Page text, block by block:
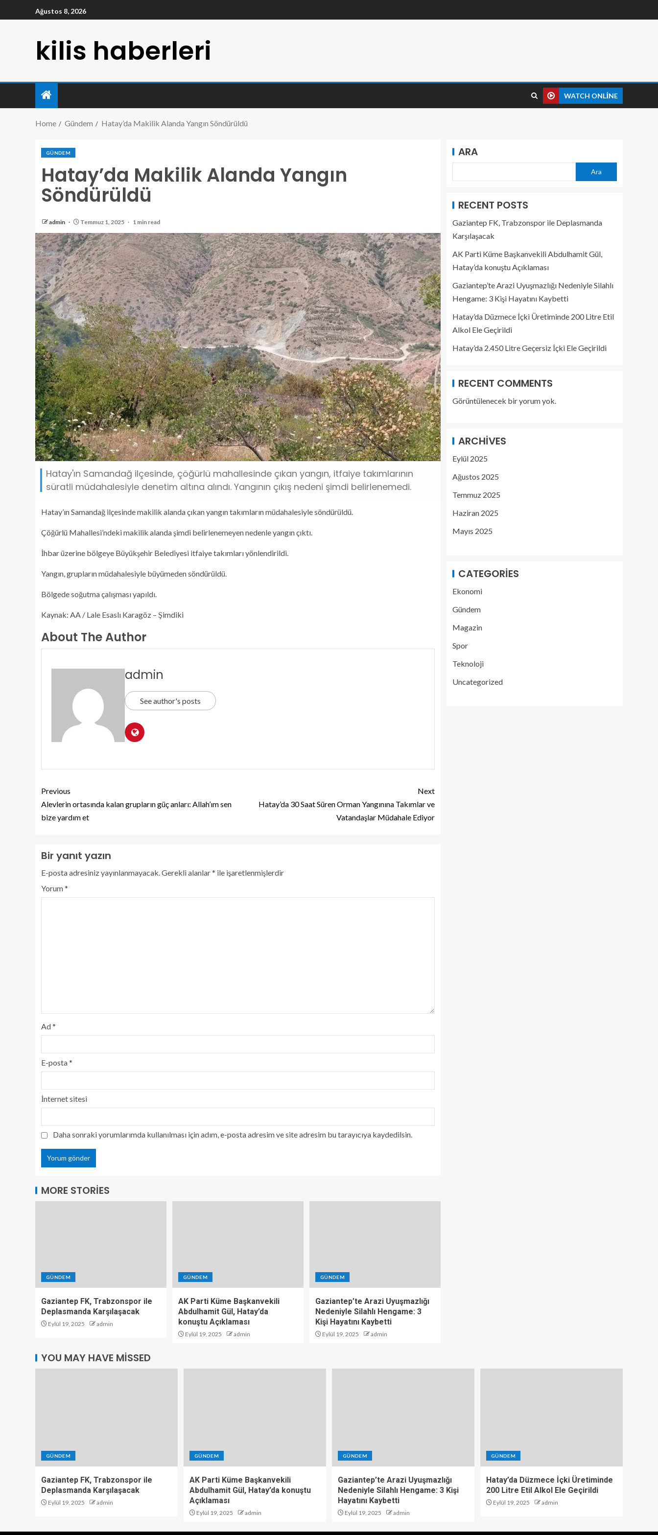
Ağustos 8, 2026
kilis haberleri
WATCH ONLINE
Home Gündem Hatay’da Makilik Alanda Yangın Söndürüldü
GÜNDEM
Hatay’da Makilik Alanda Yangın
Söndürüldü
admin Temmuz 1, 2025 1 min read
Hatay'ın Samandağ ilçesinde, çöğürlü mahallesinde çıkan yangın, itfaiye takımlarının
süratli müdahalesiyle denetim altına alındı. Yangının çıkış nedeni şimdi belirlenemedi.
Hatay’ın Samandağ ilçesinde makilik alanda çıkan yangın takımların müdahalesiyle söndürüldü.
Çöğürlü Mahallesi’ndeki makilik alanda şimdi belirlenemeyen nedenle yangın çıktı.
İhbar üzerine bölgeye Büyükşehir Belediyesi itfaiye takımları yönlendirildi.
Yangın, grupların müdahalesiyle büyümeden söndürüldü.
Bölgede soğutma çalışması yapıldı.
Kaynak: AA / Lale Esaslı Karagöz – Şimdiki
About The Author
admin
See author's posts
Previous
Alevlerin ortasında kalan grupların güç anları: Allah’ım sen
bize yardım et
Next
Hatay’da 30 Saat Süren Orman Yangınına Takımlar ve
Vatandaşlar Müdahale Ediyor
Bir yanıt yazın
E-posta adresiniz yayınlanmayacak. Gerekli alanlar* ile işaretlenmişlerdir
Yorum*
Ad*
E-posta*
İnternet sitesi
Daha sonraki yorumlarımda kullanılması için adım, e-posta adresim ve site adresim bu tarayıcıya kaydedilsin.
MORE STORIES
GÜNDEM
Gaziantep FK, Trabzonspor ile
Deplasmanda Karşılaşacak
Eylül 19, 2025 admin
GÜNDEM
AK Parti Küme Başkanvekili
Abdulhamit Gül, Hatay’da
konuştu Açıklaması
Eylül 19, 2025 admin
GÜNDEM
Gaziantep’te Arazi Uyuşmazlığı
Nedeniyle Silahlı Hengame: 3
Kişi Hayatını Kaybetti
Eylül 19, 2025 admin
ARA
Ara
RECENT POSTS
Gaziantep FK, Trabzonspor ile Deplasmanda
Karşılaşacak
AK Parti Küme Başkanvekili Abdulhamit Gül,
Hatay’da konuştu Açıklaması
Gaziantep’te Arazi Uyuşmazlığı Nedeniyle Silahlı
Hengame: 3 Kişi Hayatını Kaybetti
Hatay’da Düzmece İçki Üretiminde 200 Litre Etil
Alkol Ele Geçirildi
Hatay’da 2.450 Litre Geçersiz İçki Ele Geçirildi
RECENT COMMENTS
Görüntülenecek bir yorum yok.
ARCHIVES
Eylül 2025
Ağustos 2025
Temmuz 2025
Haziran 2025
Mayıs 2025
CATEGORIES
Ekonomi
Gündem
Magazin
Spor
Teknoloji
Uncategorized
YOU MAY HAVE MISSED
GÜNDEM
Gaziantep FK, Trabzonspor ile
Deplasmanda Karşılaşacak
Eylül 19, 2025 admin
GÜNDEM
AK Parti Küme Başkanvekili
Abdulhamit Gül, Hatay’da konuştu
Açıklaması
Eylül 19, 2025 admin
GÜNDEM
Gaziantep’te Arazi Uyuşmazlığı
Nedeniyle Silahlı Hengame: 3 Kişi
Hayatını Kaybetti
Eylül 19, 2025 admin
GÜNDEM
Hatay’da Düzmece İçki Üretiminde
200 Litre Etil Alkol Ele Geçirildi
Eylül 19, 2025 admin